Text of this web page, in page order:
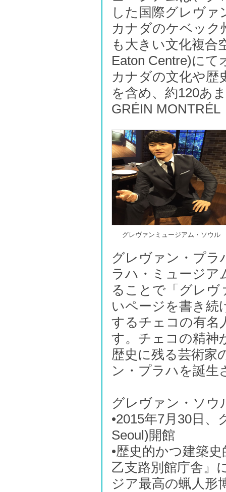
した国際グレヴァ
カナダのケベック
も大きい文化複合
Eaton Centre)に
カナダの文化や歴
を含め、約120あ
GRÉIN MONTRÉL
グレヴァンミュージアム・ソウル
グレヴァン・プラ
ラハ・ミュージア
ることで「グレヴ
いページを書き続
するチェコの有名
す。チェコの精神
歴史に残る芸術家
ン・プラハを誕生
グレヴァン・ソウ
•2015年7月30日
Seoul)開館
•歴史的かつ建築
乙支路別館庁舎』
ジア最高の蝋人形